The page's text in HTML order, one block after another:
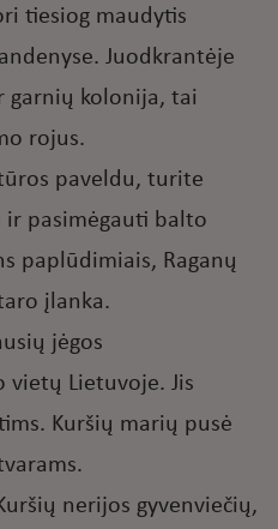
tiesiog maudytis
Juodkrantėje
garnių kolonija, tai
rojus.
paveldu, turite
ir pasimėgauti balto
paplūdimiais, Raganų
įlanka.
jėgos
Lietuvoje. Jis
Kuršių marių pusė
nerijos gyvenviečių,